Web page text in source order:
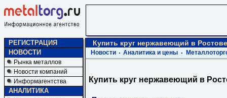
РЕГИСТРАЦИЯ
НОВОСТИ
Рынка металлов
Новости компаний
Информагентства
АНАЛИТИКА
Купить круг нержавеющий в
Новости Аналитика и цены
Купить круг нержавеющий в